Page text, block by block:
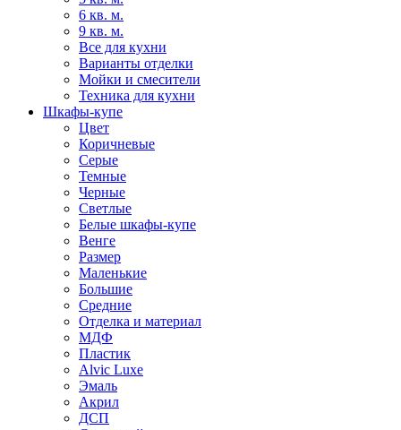
6 кв. м.
9 кв. м.
Все для кухни
Варианты отделки
Мойки и смесители
Техника для кухни
Шкафы-купе
Цвет
Коричневые
Серые
Темные
Черные
Светлые
Белые шкафы-купе
Венге
Размер
Маленькие
Большие
Средние
Отделка и материал
МДФ
Пластик
Alvic Luxe
Эмаль
Акрил
ДСП